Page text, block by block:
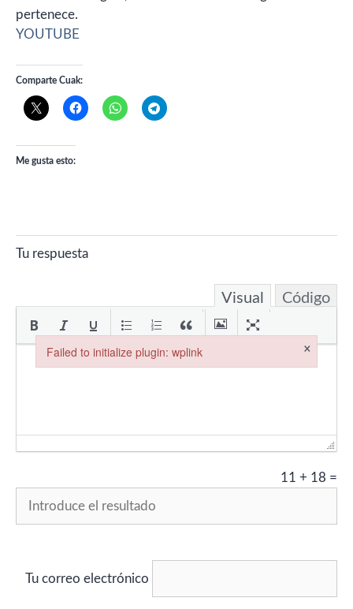
pertenece.
YOUTUBE
Comparte Cuak:
Me gusta esto:
Tu respuesta
Visual Código
11 + 18 =
Tu correo electrónico
Failed to initialize plugin: wplink ×
Failed to initialize plugin: wplink